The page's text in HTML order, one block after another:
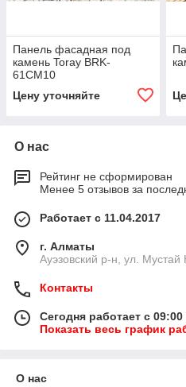
Панель фасадная под
камень Toray BRK-
61CM10
Цену уточняйте
О нас
Рейтинг не сформирован
Менее 5 отзывов за
Работает с 11.04.2017
г. Алматы
​Ауэзовский р-н, ул.
Контакты
Сегодня работает с
Показать весь график
О нас